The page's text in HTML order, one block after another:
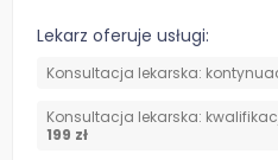
Lekarz oferuje usługi:
Konsultacja lekarska:
Konsultacja lekarska:
199 zł